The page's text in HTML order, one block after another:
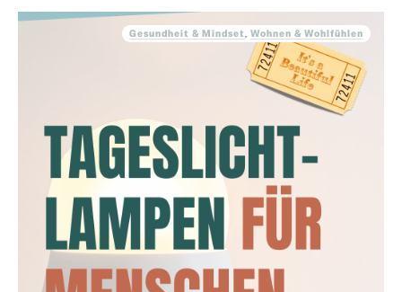
Gesundheit & Mindset, Wohnen & Wohlfühlen